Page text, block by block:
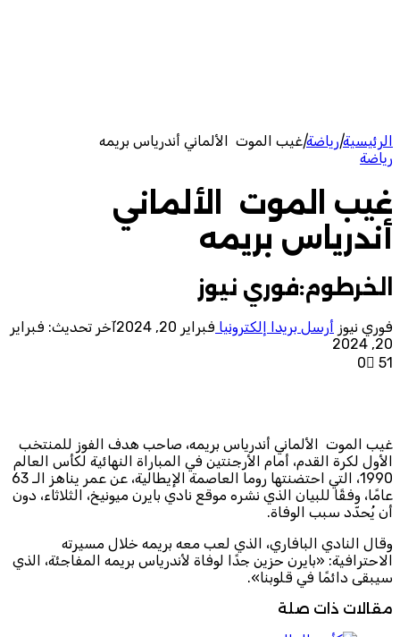
الرئيسية|رياضة|غيب الموت الألماني أندرياس بريمه
رياضة
غيب الموت الألماني
أندرياس بريمه
الخرطوم:فوري نيوز
فوري نيوز أرسل بريدا إلكترونيا فبراير 20, 2024
آخر تحديث: فبراير
20, 2024
0
51
غيب الموت الألماني أندرياس بريمه، صاحب هدف الفوز للمنتخب
الأول لكرة القدم، أمام الأرجنتين في المباراة النهائية لكأس العالم
1990، التي احتضنتها روما العاصمة الإيطالية، عن عمر يناهز الـ 63
عامًا، وفقًا للبيان الذي نشره موقع نادي بايرن ميونيخ، الثلاثاء، دون
أن يُحدّد سبب الوفاة.
وقال النادي البافاري، الذي لعب معه بريمه خلال مسيرته
الاحترافية: «بايرن حزين جدًا لوفاة لأندرياس بريمه المفاجئة، الذي
سيبقى دائمًا في قلوبنا».
مقالات ذات صلة